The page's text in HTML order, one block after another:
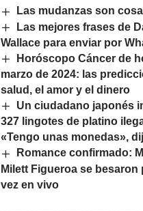
Las mudanzas son
Las mejores frases de
Wallace para enviar por
Horóscopo Cáncer de
marzo de 2024: las
salud, el amor y el dinero
Un ciudadano japonés
327 lingotes de platino
«Tengo unas monedas»,
Romance confirmado:
Milett Figueroa se besaron
vez en vivo